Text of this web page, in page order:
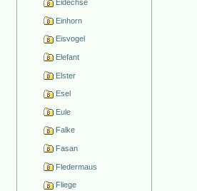
Eidechse
Einhorn
Eisvogel
Elefant
Elster
Esel
Eule
Falke
Fasan
Fledermaus
Fliege